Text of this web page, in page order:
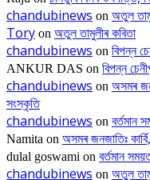
chandubinews on অতুল
Tory on অতুল তামুলীৰ কবিতা
chandubinews on বিপন্ন
ANKUR DAS on বিপন্ন
chandubinews on অসমৰ
সংস্কৃতি
chandubinews on বৰ্তমান
Namita on অসমৰ জনজাতিঃ
dulal goswami on বৰ্তমান
chandubinews on অতুল